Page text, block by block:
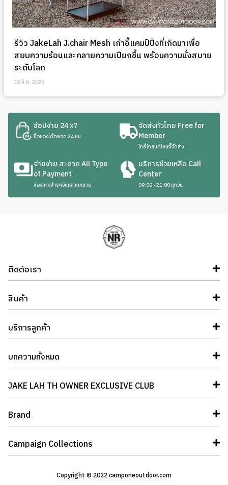
รีวิว JakeLah J.chair Mesh เก้าอี้แคมป์ปิ้งที่เกิดมาเพื่อ
สยบความร้อนและคลายความเปียกชื้น พร้อมความนั่งสบาย
ระดับโลก
18 มิ.ย. 2026
ช้อปง่าย 24 x7
ซื้อของได้ตลอด 24 ชม.
จัดส่งทั่วไทย Free for
Member
ใกล้ไกลแค่ไหนก็จัดส่ง
จ่ายง่าย สะดวก All Type
of Payment
ช่องทางชำระเงินหลากหลาย
บริการช่วยเหลือ Call
Center
09:00 - 21:00 ทุกวัน
ติดต่อเรา
สินค้า
บริการลูกค้า
บทความทั้งหมด
JAKE LAH TH OWNER EXCLUSIVE CLUB
Brand
Campaign Collections
Copyright © 2022 camponeoutdoor.com